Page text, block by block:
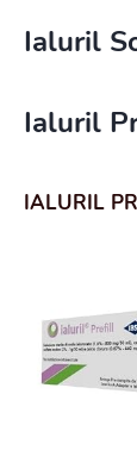
Ialuril
Ialuril
IALURIL